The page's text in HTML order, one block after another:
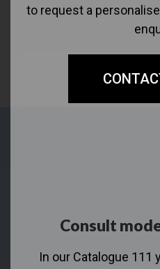
to request a
Consult
In our Catalogue 111